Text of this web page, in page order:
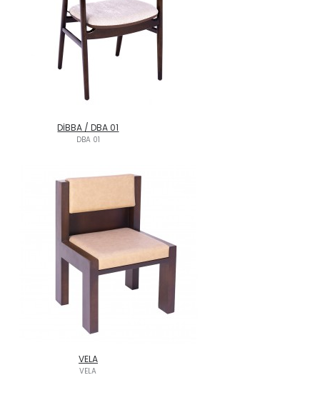
DİBBA / DBA 01
DBA 01
VELA
VELA